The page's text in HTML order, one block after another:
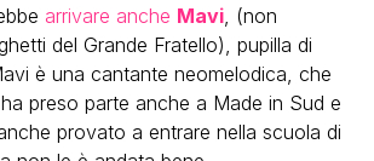
arrivare anche Mavi, (non
del Grande Fratello), pupilla di
è una cantante neomelodica, che
preso parte anche a Made in Sud e
provato a entrare nella scuola di